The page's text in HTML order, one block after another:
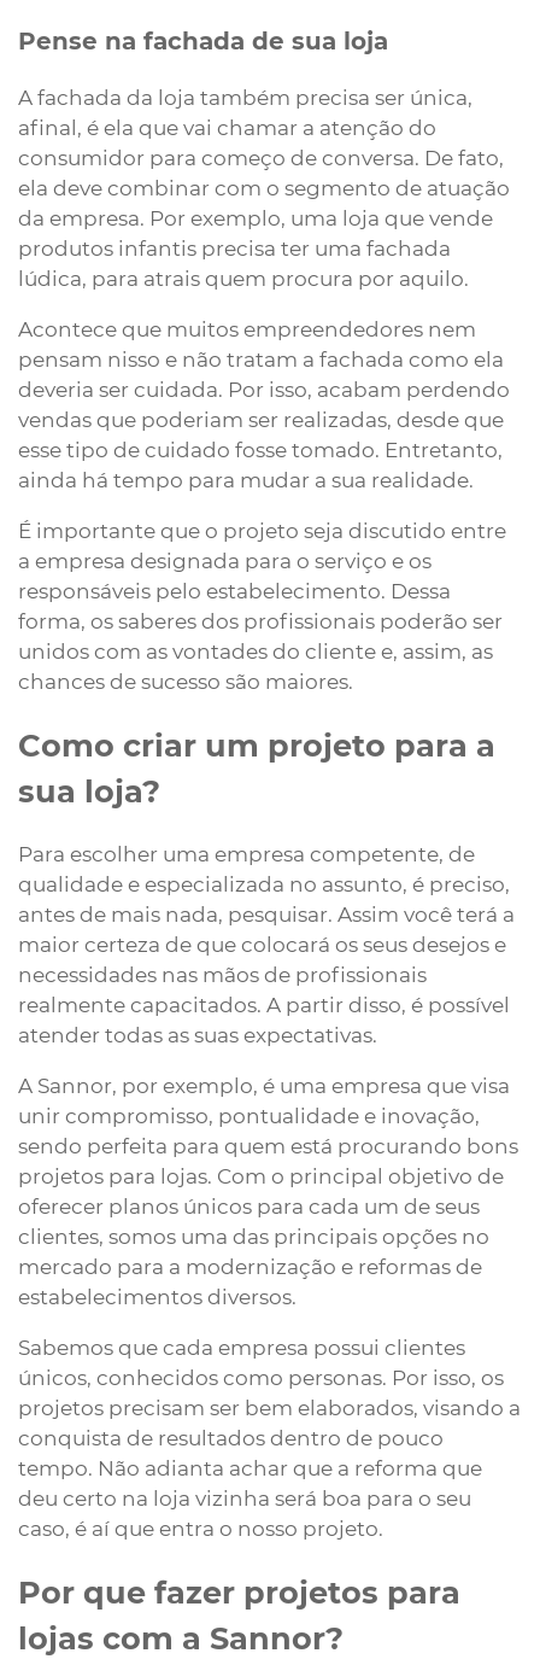
Pense na fachada de sua loja
A fachada da loja também precisa ser única,
afinal, é ela que vai chamar a atenção do
consumidor para começo de conversa. De fato,
ela deve combinar com o segmento de atuação
da empresa. Por exemplo, uma loja que vende
produtos infantis precisa ter uma fachada
lúdica, para atrais quem procura por aquilo.
Acontece que muitos empreendedores nem
pensam nisso e não tratam a fachada como ela
deveria ser cuidada. Por isso, acabam perdendo
vendas que poderiam ser realizadas, desde que
esse tipo de cuidado fosse tomado. Entretanto,
ainda há tempo para mudar a sua realidade.
É importante que o projeto seja discutido entre
a empresa designada para o serviço e os
responsáveis pelo estabelecimento. Dessa
forma, os saberes dos profissionais poderão ser
unidos com as vontades do cliente e, assim, as
chances de sucesso são maiores.
Como criar um projeto para a
sua loja?
Para escolher uma empresa competente, de
qualidade e especializada no assunto, é preciso,
antes de mais nada, pesquisar. Assim você terá a
maior certeza de que colocará os seus desejos e
necessidades nas mãos de profissionais
realmente capacitados. A partir disso, é possível
atender todas as suas expectativas.
A Sannor, por exemplo, é uma empresa que visa
unir compromisso, pontualidade e inovação,
sendo perfeita para quem está procurando bons
projetos para lojas. Com o principal objetivo de
oferecer planos únicos para cada um de seus
clientes, somos uma das principais opções no
mercado para a modernização e reformas de
estabelecimentos diversos.
Sabemos que cada empresa possui clientes
únicos, conhecidos como personas. Por isso, os
projetos precisam ser bem elaborados, visando a
conquista de resultados dentro de pouco
tempo. Não adianta achar que a reforma que
deu certo na loja vizinha será boa para o seu
caso, é aí que entra o nosso projeto.
Por que fazer projetos para
lojas com a Sannor?